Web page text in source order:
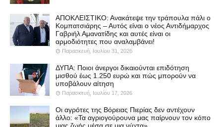
ΑΠΟΚΛΕΙΣΤΙΚΟ: Ανακάτεψε την τράπουλα πάλι ο
Κομπατσιάρης – Αυτός είναι ο νέος Αντιδήμαρχος
Γαβριήλ Αμανατίδης και αυτές είναι οι
αρμοδιότητες που αναλαμβάνει!
Παρασκευή, Ιουλίου 31, 2026
ΔΥΠΑ: Ποιοι άνεργοι δικαιούνται επιδότηση
μισθού έως 1.250 ευρώ και πώς μπορούν να
υποβάλουν αίτηση
Παρασκευή, Ιουλίου 17, 2026
Οι αγρότες της Βόρειας Πιερίας δεν αντέχουν
άλλο: «Τα αγριογούρουνα μας παίρνουν τον κόπο
μιας ζωής μέσα σε μια νύχτα»